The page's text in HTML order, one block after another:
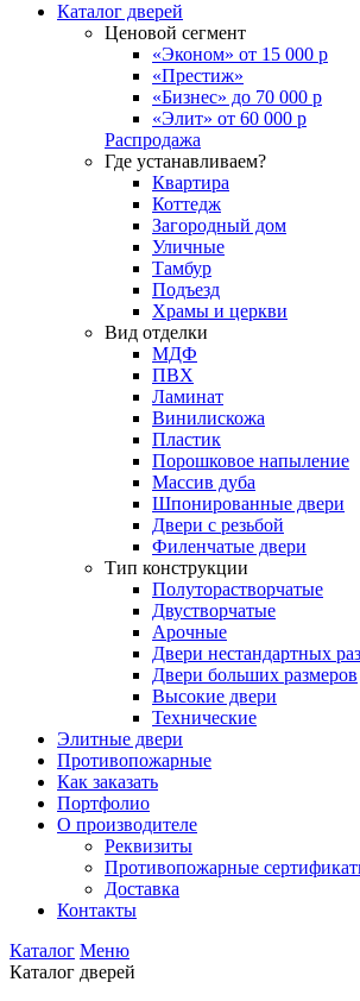
Каталог дверей
Ценовой сегмент
«Эконом» от 15 000 р
«Престиж»
«Бизнес» до 70 000 р
«Элит» от 60 000 р
Распродажа
Где устанавливаем?
Квартира
Коттедж
Загородный дом
Уличные
Тамбур
Подъезд
Храмы и церкви
Вид отделки
МДФ
ПВХ
Ламинат
Винилискожа
Пластик
Порошковое напыление
Массив дуба
Шпонированные двери
Двери с резьбой
Филенчатые двери
Тип конструкции
Полуторастворчатые
Двустворчатые
Арочные
Двери нестандартных
Двери больших размеров
Высокие двери
Технические
Элитные двери
Противопожарные
Как заказать
Портфолио
О производителе
Реквизиты
Противопожарные
Доставка
Контакты
Каталог Меню
Каталог дверей